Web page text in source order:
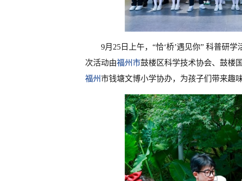
9月25日上午，“恰‘桥’遇见你” 科普研
次活动由福州市鼓楼区科学技术协会、鼓楼
福州市钱塘文博小学协办，为孩子们带来趣